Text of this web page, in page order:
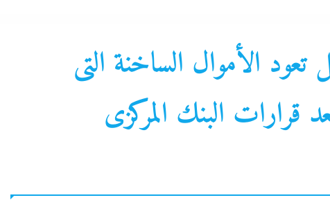
الأموال الساخنة التى
البنك المركزى
بورصة جاءنا الآن نشرة لايف